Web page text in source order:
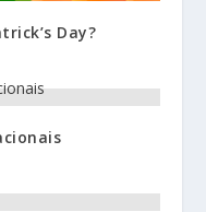
Day?